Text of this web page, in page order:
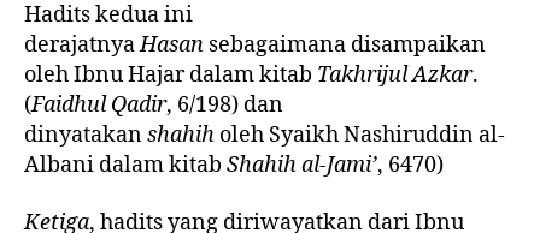
Hadits kedua ini
derajatnyaHasan sebagaimana disampaikan
oleh Ibnu Hajar dalam kitab Takhrijul Azkar.
(Faidhul Qadir, 6/198) dan
dinyatakanshahih oleh Syaikh Nashiruddin al-
Albani dalam kitab Shahih al-Jami’, 6470)
Ketiga, hadits yang diriwayatkan dari Ibnu